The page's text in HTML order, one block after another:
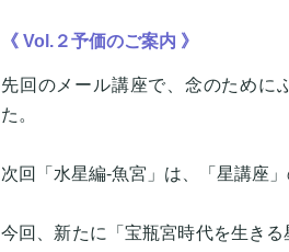
《 Vol.２予価のご案内 》
先回のメール講座で、念のために
た。
次回「水星編-魚宮」は、「星講座
今回、新たに「宝瓶宮時代を生き